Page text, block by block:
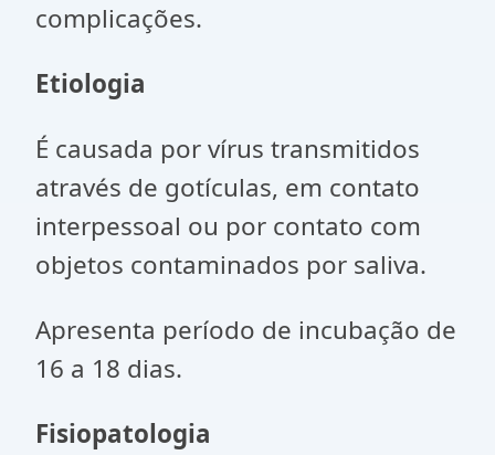
complicações.
Etiologia
É causada por vírus transmitidos
através de gotículas, em contato
interpessoal ou por contato com
objetos contaminados por saliva.
Apresenta período de incubação de
16 a 18 dias.
Fisiopatologia